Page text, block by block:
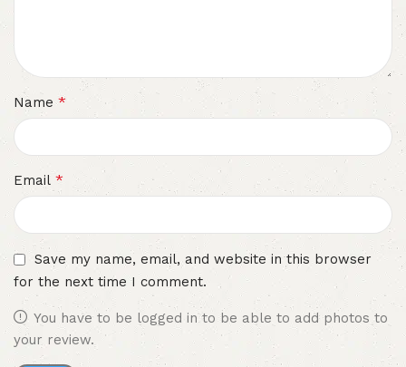
Name*
Email *
Save my name, email, and website in this browser
for the next time I comment.
You have to be logged in to be able to add photos to
your review.